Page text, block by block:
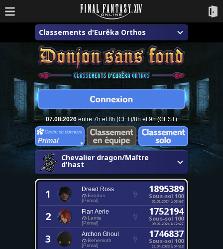
Classements d'Eurêka Orthos
07.08.2026entre 7h et 8h (CET)/8h et 9h (CEST)
Primal
Chevalier dragon/Maître
d'hast
1 Dread Ross
Exodus
[Primal]
1895389
Sous-sol 100
31.01.2024 à 03h57
2 Flan Aerie
Lamia
[Primal]
1752194
Sous-sol 100
09.01.2024 à 12h27
3 Archon Ghoul
Behemoth
[Primal]
1746837
Sous-sol 100
11.04.2023 à 04h18